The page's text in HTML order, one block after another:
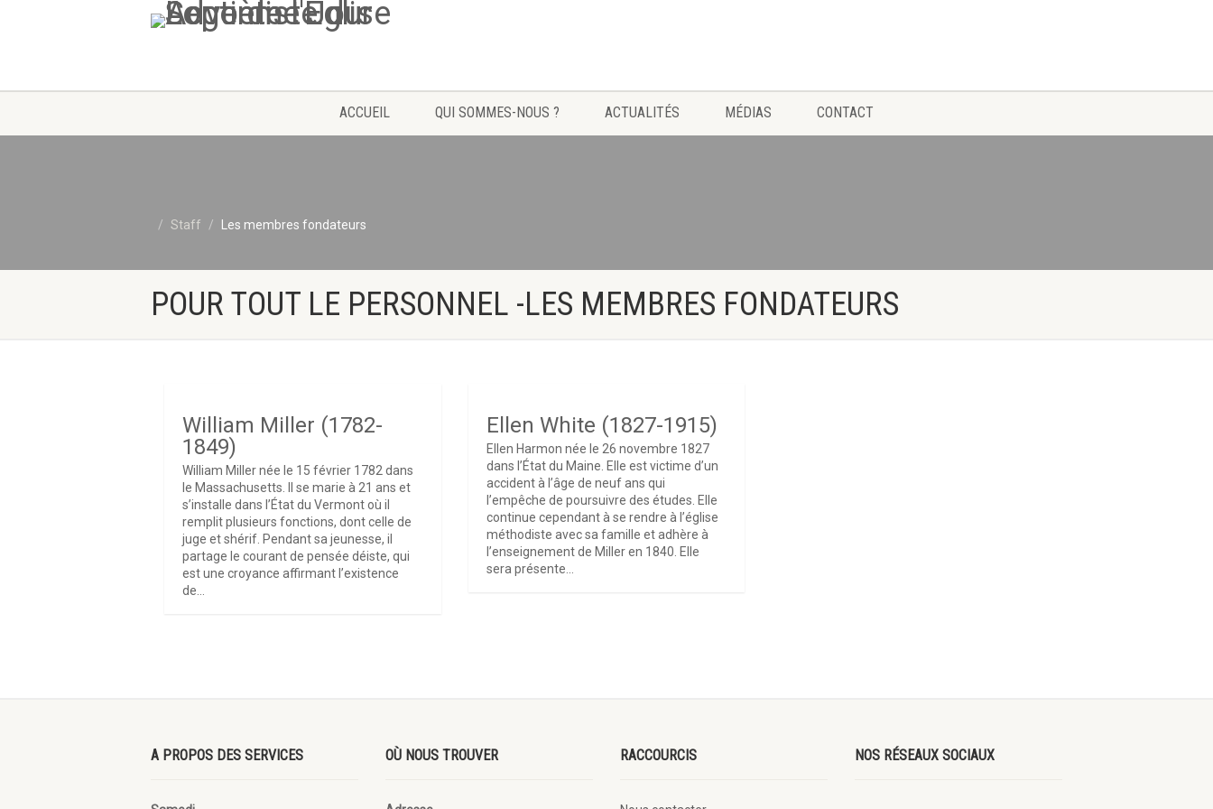
ACCUEIL QUI SOMMES-NOUS ? ACTUALITÉS MÉDIAS CONTACT
Staff Les membres fondateurs
POUR TOUT LE PERSONNEL -LES MEMBRES FONDATEURS
William Miller (1782-
1849)
William Miller née le 15 février 1782 dans
le Massachusetts. Il se marie à 21 ans et
s’installe dans l’État du Vermont où il
remplit plusieurs fonctions, dont celle de
juge et shérif. Pendant sa jeunesse, il
partage le courant de pensée déiste, qui
est une croyance affirmant l’existence
de...
Ellen White (1827-1915)
Ellen Harmon née le 26 novembre 1827
dans l’État du Maine. Elle est victime d’un
accident à l’âge de neuf ans qui
l’empêche de poursuivre des études. Elle
continue cependant à se rendre à l’église
méthodiste avec sa famille et adhère à
l’enseignement de Miller en 1840. Elle
sera présente...
A PROPOS DES SERVICES OÙ NOUS TROUVER RACCOURCIS NOS RÉSEAUX SOCIAUX